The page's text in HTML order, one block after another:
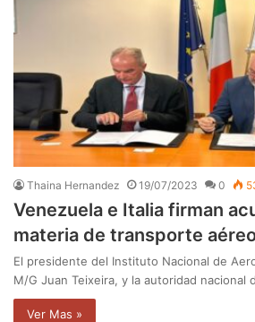
Thaina Hernandez 19/07/2023 0
Venezuela e Italia firman
materia de transporte
El presidente del Instituto Nacional de
M/G Juan Teixeira, y la autoridad nacional
Ver Mas »